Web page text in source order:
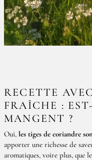
RECETTE
FRAÎCHE :
MANGENT ?
Oui, les tiges de coriandre
apporter une richesse de
aromatiques, voire plus, que